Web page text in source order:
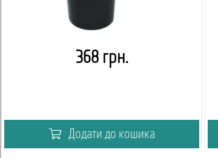
368 грн.
Додати до кошика